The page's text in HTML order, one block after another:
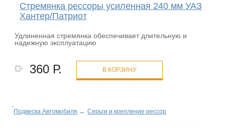
Стремянка рессоры усиленная 240 мм УАЗ
Хантер/Патриот
Удлиненная стремянка обеспечивает длительную и
надежную эксплуатацию
360 Р. В КОРЗИНУ
Подвеска Автомобиля → Серьги и крепление рессор